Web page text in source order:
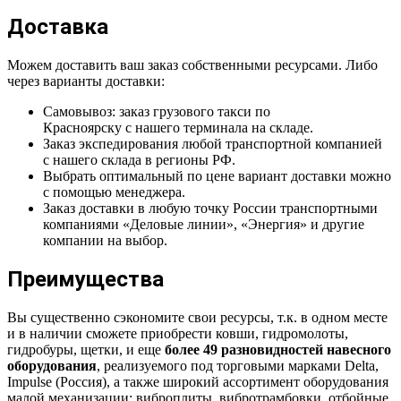
Доставка
Можем доставить ваш заказ собственными ресурсами. Либо
через варианты доставки:
Самовывоз: заказ грузового такси по
Красноярску с нашего терминала на складе.
Заказ экспедирования любой транспортной компанией
с нашего склада в регионы РФ.
Выбрать оптимальный по цене вариант доставки можно
с помощью менеджера.
Заказ доставки в любую точку России транспортными
компаниями «Деловые линии», «Энергия» и другие
компании на выбор.
Преимущества
Вы существенно сэкономите свои ресурсы, т.к. в одном месте
и в наличии сможете приобрести ковши, гидромолоты,
гидробуры, щетки, и еще более 49 разновидностей навесного
оборудования, реализуемого под торговыми марками Delta,
Impulse (Россия), а также широкий ассортимент оборудования
малой механизации: виброплиты, вибротрамбовки, отбойные